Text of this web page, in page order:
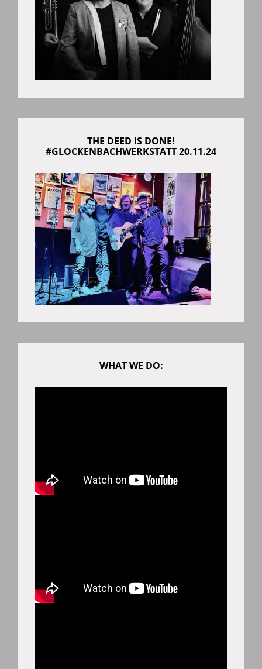
THE DEED IS DONE!
#GLOCKENBACHWERKSTATT 20.11.24
WHAT WE DO: